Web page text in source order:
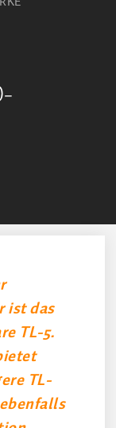
ist das
TL-5.
TL-